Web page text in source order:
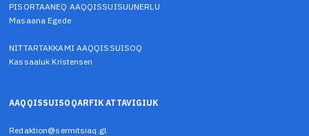
PISORTAANEQ AAQQISSUISUUNERLU
Masaana Egede
NITTARTAKKAMI AAQQISSUISOQ
Kassaaluk Kristensen
AAQQISSUISOQARFIK ATTAVIGIUK
Redaktion@sermitsiaq.gl